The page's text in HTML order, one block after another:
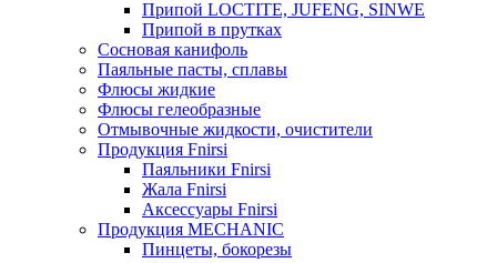
Припой LOCTITE, JUFENG, SINWE
Припой в прутках
Сосновая канифоль
Паяльные пасты, сплавы
Флюсы жидкие
Флюсы гелеобразные
Отмывочные жидкости, очистители
Продукция Fnirsi
Паяльники Fnirsi
Жала Fnirsi
Аксессуары Fnirsi
Продукция MECHANIC
Пинцеты, бокорезы